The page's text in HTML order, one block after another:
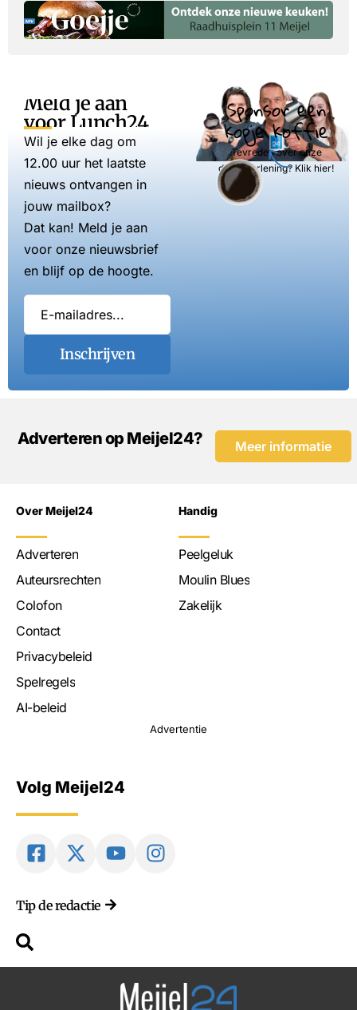
Meld je aan
voor Lunch24
Wil je elke dag om
12.00 uur het laatste
nieuws ontvangen in
jouw mailbox?
Dat kan! Meld je aan
voor onze nieuwsbrief
en blijf op de hoogte.
Inschrijven
Sponsor een
kopje koffie
Tevreden over onze
dienstverlening? Klik hier!
Adverteren op Meijel24? Meer informatie
Over Meijel24
Adverteren
Auteursrechten
Colofon
Contact
Privacybeleid
Spelregels
AI-beleid
Handig
Peelgeluk
Moulin Blues
Zakelijk
Advertentie
Volg Meijel24
Tip de redactie